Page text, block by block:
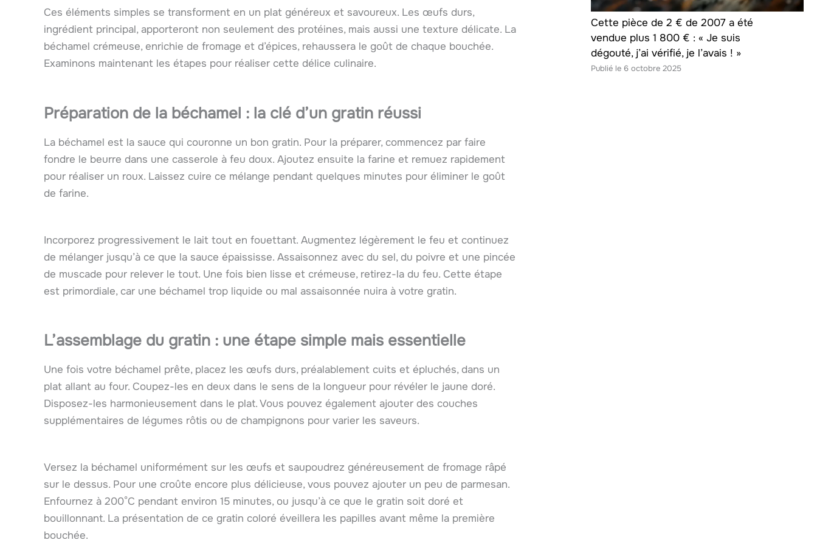
Ces éléments simples se transforment en un plat généreux et savoureux. Les œufs durs,
ingrédient principal, apporteront non seulement des protéines, mais aussi une texture délicate. La
béchamel crémeuse, enrichie de fromage et d’épices, rehaussera le goût de chaque bouchée.
Examinons maintenant les étapes pour réaliser cette délice culinaire.
Préparation de la béchamel : la clé d’un gratin réussi
La béchamel est la sauce qui couronne un bon gratin. Pour la préparer, commencez par faire
fondre le beurre dans une casserole à feu doux. Ajoutez ensuite la farine et remuez rapidement
pour réaliser un roux. Laissez cuire ce mélange pendant quelques minutes pour éliminer le goût
de farine.
Incorporez progressivement le lait tout en fouettant. Augmentez légèrement le feu et continuez
de mélanger jusqu’à ce que la sauce épaississe. Assaisonnez avec du sel, du poivre et une pincée
de muscade pour relever le tout. Une fois bien lisse et crémeuse, retirez-la du feu. Cette étape
est primordiale, car une béchamel trop liquide ou mal assaisonnée nuira à votre gratin.
L’assemblage du gratin : une étape simple mais essentielle
Une fois votre béchamel prête, placez les œufs durs, préalablement cuits et épluchés, dans un
plat allant au four. Coupez-les en deux dans le sens de la longueur pour révéler le jaune doré.
Disposez-les harmonieusement dans le plat. Vous pouvez également ajouter des couches
supplémentaires de légumes rôtis ou de champignons pour varier les saveurs.
Versez la béchamel uniformément sur les œufs et saupoudrez généreusement de fromage râpé
sur le dessus. Pour une croûte encore plus délicieuse, vous pouvez ajouter un peu de parmesan.
Enfournez à 200°C pendant environ 15 minutes, ou jusqu’à ce que le gratin soit doré et
bouillonnant. La présentation de ce gratin coloré éveillera les papilles avant même la première
bouchée.
Cette pièce de 2 € de 2007 a été
vendue plus 1 800 € : « Je suis
dégouté, j’ai vérifié, je l’avais ! »
6 octobre 2025